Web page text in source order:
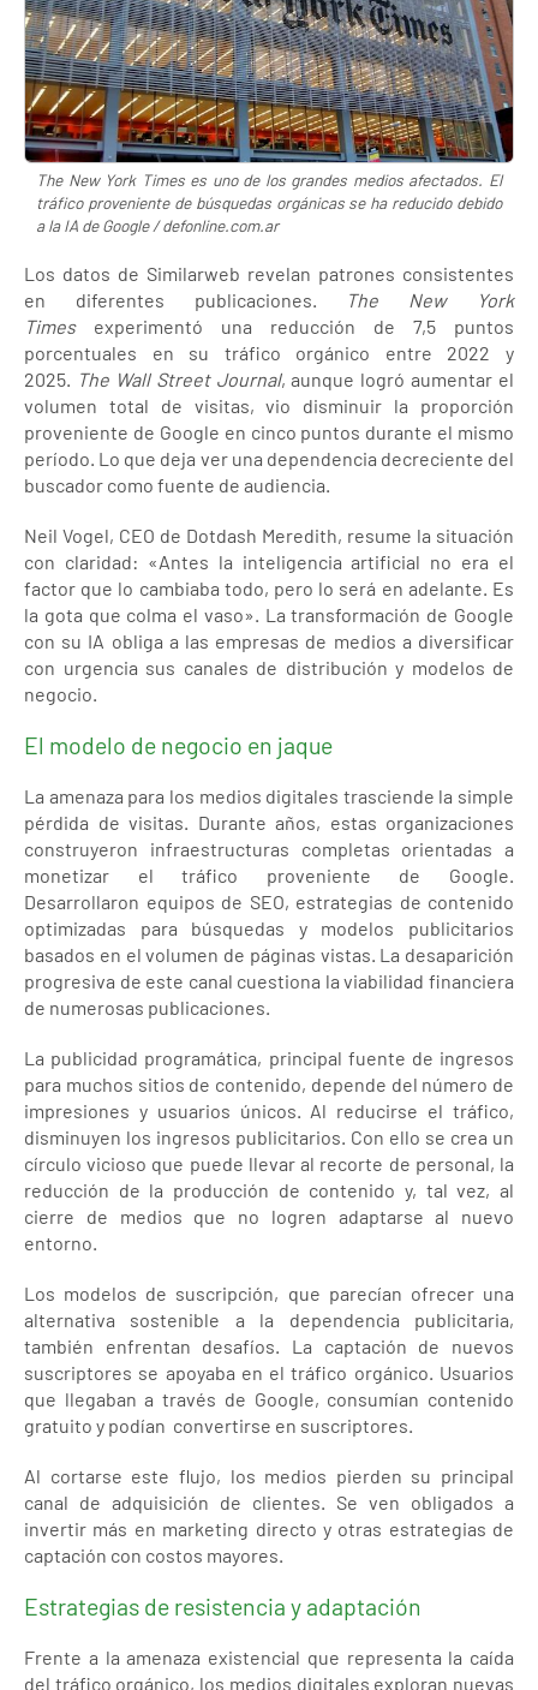
The New York Times es uno de los grandes medios afectados. El
tráfico proveniente de búsquedas orgánicas se ha reducido debido
a la IA de Google / defonline.com.ar
Los datos de Similarweb revelan patrones consistentes
en diferentes publicaciones.
The New York
Timesexperimentó una reducción de 7,5 puntos
porcentuales en su tráfico orgánico entre 2022 y
2025. The Wall Street Journal, aunque logró aumentar el
volumen total de visitas, vio disminuir la proporción
proveniente de Google en cinco puntos durante el mismo
período. Lo que deja ver una dependencia decreciente del
buscador como fuente de audiencia.
Neil Vogel, CEO de Dotdash Meredith, resume la situación
con claridad: «Antes la inteligencia artificial no era el
factor que lo cambiaba todo, pero lo será en adelante. Es
la gota que colma el vaso». La transformación de Google
con su IA obliga a las empresas de medios a diversificar
con urgencia sus canales de distribución y modelos de
negocio.
El modelo de negocio en jaque
La amenaza para los medios digitales trasciende la simple
pérdida de visitas. Durante años, estas organizaciones
construyeron infraestructuras completas orientadas a
monetizar el tráfico proveniente de Google.
Desarrollaron equipos de SEO, estrategias de contenido
optimizadas para búsquedas y modelos publicitarios
basados en el volumen de páginas vistas. La desaparición
progresiva de este canal cuestiona la viabilidad financiera
de numerosas publicaciones.
La publicidad programática, principal fuente de ingresos
para muchos sitios de contenido, depende del número de
impresiones y usuarios únicos. Al reducirse el tráfico,
disminuyen los ingresos publicitarios. Con ello se crea un
círculo vicioso que puede llevar al recorte de personal, la
reducción de la producción de contenido y, tal vez, al
cierre de medios que no logren adaptarse al nuevo
entorno.
Los modelos de suscripción, que parecían ofrecer una
alternativa sostenible a la dependencia publicitaria,
también enfrentan desafíos. La captación de nuevos
suscriptores se apoyaba en el tráfico orgánico. Usuarios
que llegaban a través de Google, consumían contenido
gratuito y podían convertirse en suscriptores.
Al cortarse este flujo, los medios pierden su principal
canal de adquisición de clientes. Se ven obligados a
invertir más en marketing directo y otras estrategias de
captación con costos mayores.
Estrategias de resistencia y adaptación
Frente a la amenaza existencial que representa la caída
del tráfico orgánico, los medios digitales exploran nuevas